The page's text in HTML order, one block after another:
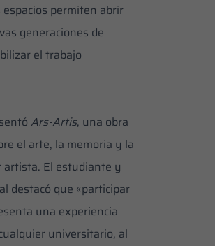
permiten abrir
generaciones de
el trabajo
Ars-Artis, una obra
el arte, la memoria y la
artista. El estudiante y
destacó que «participar
una experiencia
universitario, al